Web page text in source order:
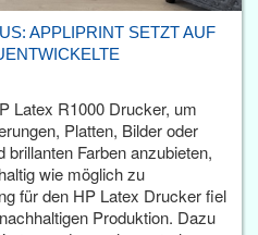
APPLIPRINT SETZT AUF
Latex R1000 Drucker, um
Platten, Bilder oder
Farben anzubieten,
wie möglich zu
für den HP Latex Drucker fiel
Produktion. Dazu